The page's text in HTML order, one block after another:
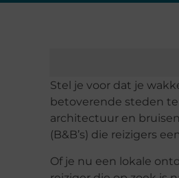
Stel je voor dat je
betoverende steden
architectuur en
(B&B’s) die reizigers
Of je nu een lokale